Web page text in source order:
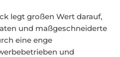
legt großen Wert darauf,
und maßgeschneiderte
eine enge
und